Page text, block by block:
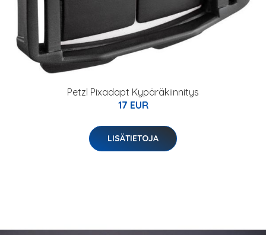
Petzl Pixadapt Kypäräkiinnitys
17 EUR
LISÄTIETOJA